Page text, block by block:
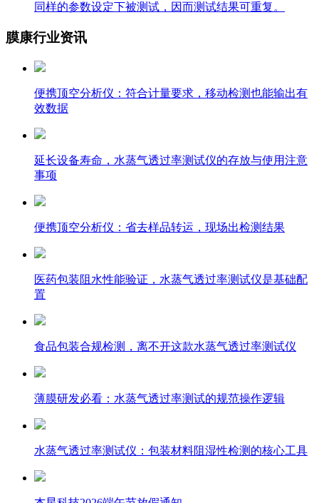
同样的参数设定下被测试，因而测试结果可重复。
膜康行业资讯
便携顶空分析仪：符合计量要求，移动检测也能输出有
效数据
延长设备寿命，水蒸气透过率测试仪的存放与使用注意
事项
便携顶空分析仪：省去样品转运，现场出检测结果
医药包装阻水性能验证，水蒸气透过率测试仪是基础配
置
食品包装合规检测，离不开这款水蒸气透过率测试仪
薄膜研发必看：水蒸气透过率测试的规范操作逻辑
水蒸气透过率测试仪：包装材料阻湿性检测的核心工具